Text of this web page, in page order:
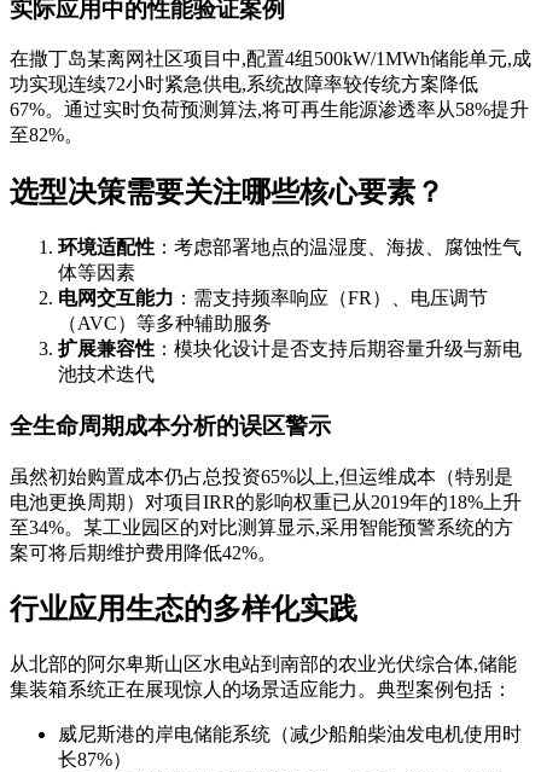
实际应用中的性能验证案例
在撒丁岛某离网社区项目中,配置4组500kW/1MWh储能单元,成
功实现连续72小时紧急供电,系统故障率较传统方案降低
67%。通过实时负荷预测算法,将可再生能源渗透率从58%提升
至82%。
选型决策需要关注哪些核心要素？
环境适配性 ：考虑部署地点的温湿度、海拔、腐蚀性气
体等因素
电网交互能力 ：需支持频率响应（FR）、电压调节
（AVC）等多种辅助服务
扩展兼容性 ：模块化设计是否支持后期容量升级与新电
池技术迭代
全生命周期成本分析的误区警示
虽然初始购置成本仍占总投资65%以上,但运维成本（特别是
电池更换周期）对项目IRR的影响权重已从2019年的18%上升
至34%。某工业园区的对比测算显示,采用智能预警系统的方
案可将后期维护费用降低42%。
行业应用生态的多样化实践
从北部的阿尔卑斯山区水电站到南部的农业光伏综合体,储能
集装箱系统正在展现惊人的场景适应能力。典型案例包括：
威尼斯港的岸电储能系统（减少船舶柴油发电机使用时
长87%）